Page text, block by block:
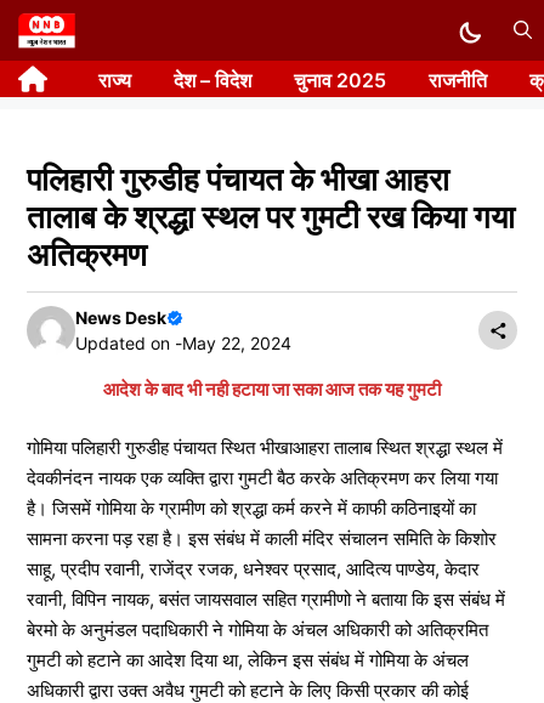
Skip
to
content राज्य देश – विदेश चुनाव 2025 राजनीति
पलिहारी गुरुडीह पंचायत के भीखा आहरा
तालाब के श्रद्धा स्थल पर गुमटी रख किया गया
अतिक्रमण
News Desk
Updated on -May 22, 2024
आदेश के बाद भी नही हटाया जा सका आज तक यह गुमटी
गोमिया पलिहारी गुरुडीह पंचायत स्थित भीखाआहरा तालाब स्थित श्रद्धा स्थल में
देवकीनंदन नायक एक व्यक्ति द्वारा गुमटी बैठ करके अतिक्रमण कर लिया गया
है। जिसमें गोमिया के ग्रामीण को श्रद्धा कर्म करने में काफी कठिनाइयों का
सामना करना पड़ रहा है। इस संबंध में काली मंदिर संचालन समिति के किशोर
साहू, प्रदीप रवानी, राजेंद्र रजक, धनेश्वर प्रसाद, आदित्य पाण्डेय, केदार
रवानी, विपिन नायक, बसंत जायसवाल सहित ग्रामीणो ने बताया कि इस संबंध में
बेरमो के अनुमंडल पदाधिकारी ने गोमिया के अंचल अधिकारी को अतिक्रमित
गुमटी को हटाने का आदेश दिया था, लेकिन इस संबंध में गोमिया के अंचल
अधिकारी द्वारा उक्त अवैध गुमटी को हटाने के लिए किसी प्रकार की कोई